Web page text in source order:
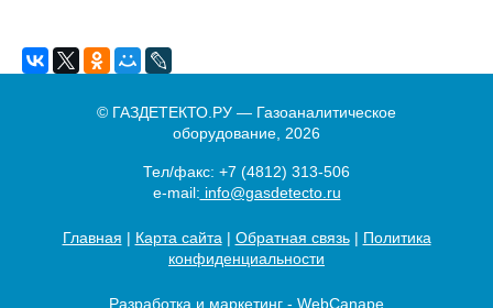
© ГАЗДЕТЕКТО.РУ — Газоаналитическое
оборудование, 2026
Тел/факс: +7 (4812) 313-506
e-mail: info@gasdetecto.ru
Главная | Карта сайта | Обратная связь| Политика
конфиденциальности
Разработка и маркетинг - WebCanape